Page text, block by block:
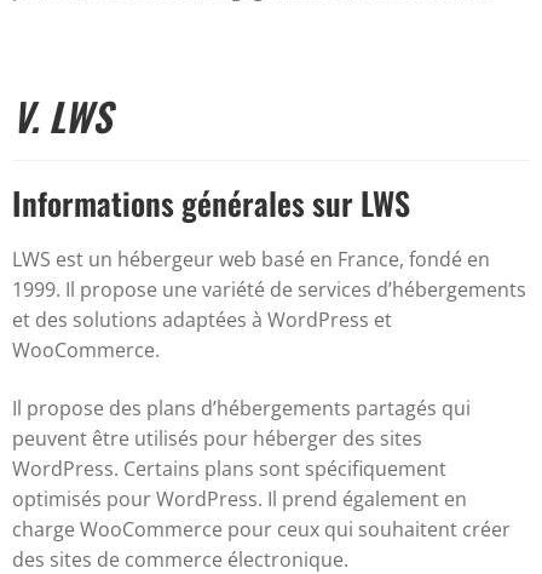
V. LWS
Informations générales sur LWS
LWS est un hébergeur web basé en France, fondé en
1999. Il propose une variété de services d’hébergements
et des solutions adaptées à WordPress et
WooCommerce.
Il propose des plans d’hébergements partagés qui
peuvent être utilisés pour héberger des sites
WordPress. Certains plans sont spécifiquement
optimisés pour WordPress. Il prend également en
charge WooCommerce pour ceux qui souhaitent créer
des sites de commerce électronique.